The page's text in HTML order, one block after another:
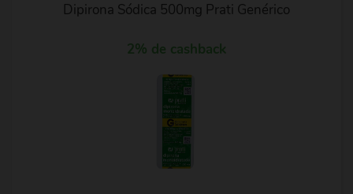
Dipirona Sódica 500mg Prati Genérico
2% de cashback